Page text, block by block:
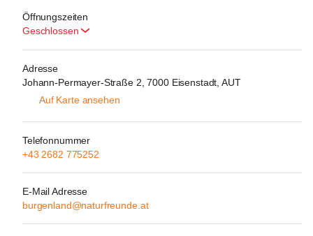
Öffnungszeiten
Geschlossen
Adresse
Johann-Permayer-Straße 2, 7000 Eisenstadt, AUT
Auf Karte ansehen
Telefonnummer
+43 2682 775252
E-Mail Adresse
burgenland@naturfreunde.at